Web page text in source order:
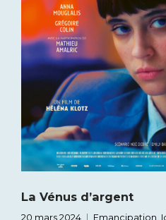
La Vénus d’argent
20 mars 2024 Emancipation,